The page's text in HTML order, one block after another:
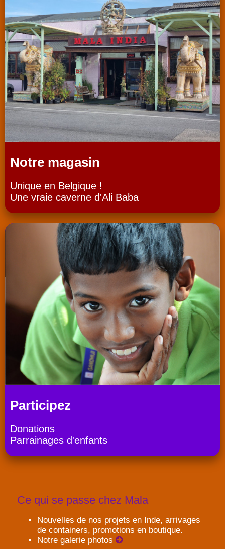
Notre magasin
Unique en Belgique !
Une vraie caverne d'Ali Baba
Participez
Donations
Parrainages d'enfants
Ce qui se passe chez Mala
Nouvelles de nos projets en Inde, arrivages
de containers, promotions en boutique.
Notre galerie photos